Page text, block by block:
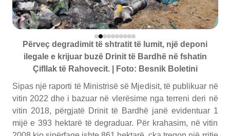
Përveç degradimit të shtratit të lumit, një deponi
ilegale e krijuar buzë Drinit të Bardhë në fshatin
Çifllak të Rahovecit. | Foto: Besnik Boletini
Sipas një raporti të Ministrisë së Mjedisit, të publikuar në
vitin 2022 dhe i bazuar në vlerësime nga terreni deri në
vitin 2018, përgjatë Drinit të Bardhë janë evidentuar 1
mijë e 393 hektarë të degraduar. Për krahasim, në vitin